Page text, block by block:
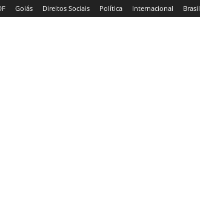
Goiás Direitos Sociais Política Internacional Brasil